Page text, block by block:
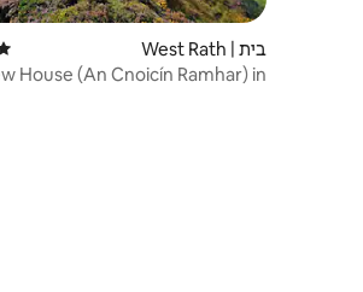
בית | West Rath
House (An Cnoicín Ramhar) in